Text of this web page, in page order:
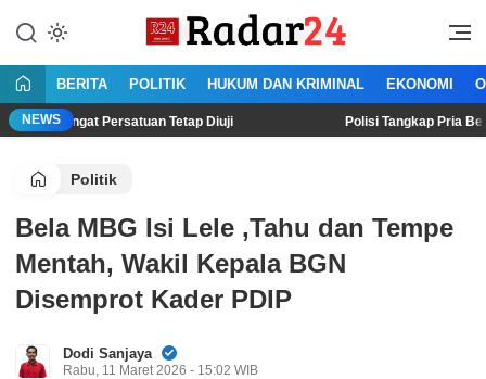
konten
Radar24.co.id
Jujur Lantang Bersuara
BERITA POLITIK HUKUM DAN KRIMINAL EKONOMI
NEWS
Persatuan Tetap Diuji Polisi Tangkap Pria Bertato asal
Politik
Bela MBG Isi Lele ,Tahu dan Tempe
Mentah, Wakil Kepala BGN
Disemprot Kader PDIP
Dodi Sanjaya
Rabu, 11 Maret 2026 - 15:02 WIB